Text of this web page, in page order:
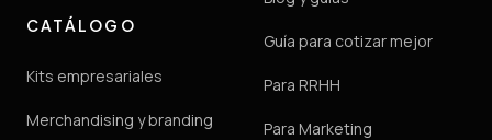
CATÁLOGO
Kits empresariales
Merchandising y branding
Guía para cotizar mejor
Para RRHH
Para Marketing